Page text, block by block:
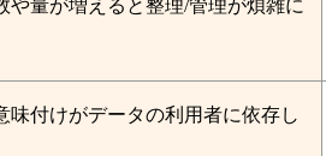
や量が増えると整理/管理が煩雑に
味付けがデータの利用者に依存し